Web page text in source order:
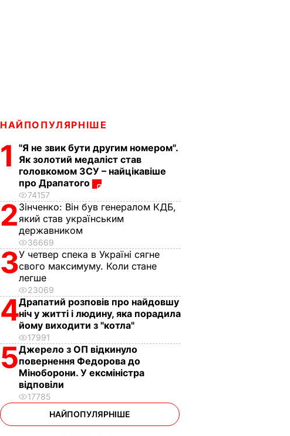
НАЙПОПУЛЯРНІШЕ
1
"Я не звик бути другим номером".
Як золотий медаліст став
головкомом ЗСУ – найцікавіше
про Драпатого
74157
2 Зінченко: Він був генералом КДБ,
який став українським
державником
36669
3У четвер спека в Україні сягне
свого максимуму. Коли стане
легше
23069
4Драпатий розповів про найдовшу
ніч у житті і людину, яка порадила
йому виходити з "котла"
17991
5Джерело з ОП відкинуло
повернення Федорова до
Міноборони. У ексміністра
відповіли
17785
НАЙПОПУЛЯРНІШЕ